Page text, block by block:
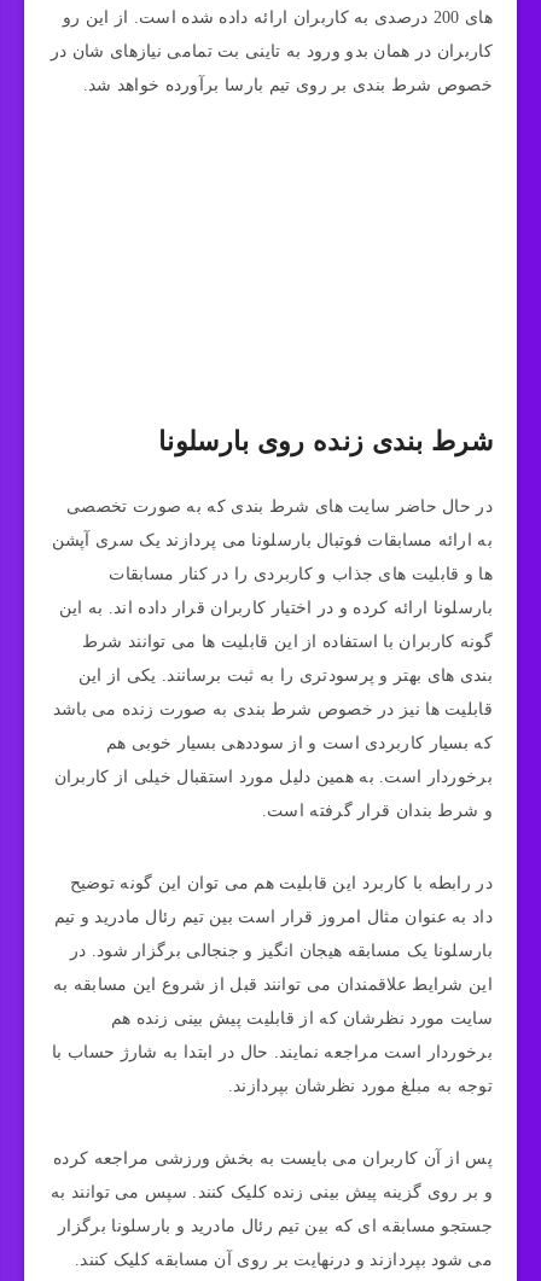
های 200 درصدی به کاربران ارائه داده شده است. از این رو
کاربران در همان بدو ورود به تاینی بت تمامی نیازهای شان در
خصوص شرط بندی بر روی تیم بارسا برآورده خواهد شد.
شرط بندی زنده روی بارسلونا
در حال حاضر سایت‌ های شرط بندی که به صورت تخصصی
به ارائه مسابقات فوتبال بارسلونا می‌ پردازند یک سری آپشن‌
ها و قابلیت‌ های جذاب و کاربردی را در کنار مسابقات
بارسلونا ارائه کرده و در اختیار کاربران قرار داده اند. به این
گونه کاربران با استفاده از این قابلیت‌ ها می توانند شرط
بندی‌ های بهتر و پرسودتری را به ثبت برسانند. یکی از این
قابلیت‌ ها نیز در خصوص شرط‌ بندی به صورت زنده می‌ باشد
که بسیار کاربردی است و از سوددهی بسیار خوبی هم
برخوردار است. به همین دلیل مورد استقبال خیلی از کاربران
و شرط بندان قرار گرفته است.
در رابطه با کاربرد این قابلیت هم می‌ توان این گونه توضیح
داد به عنوان مثال امروز قرار است بین تیم رئال مادرید و تیم
بارسلونا یک مسابقه هیجان انگیز و جنجالی برگزار شود. در
این شرایط علاقمندان می‌ توانند قبل از شروع این مسابقه به
سایت مورد نظرشان که از قابلیت پیش بینی زنده هم
برخوردار است مراجعه نمایند. حال در ابتدا به شارژ حساب با
توجه به مبلغ مورد نظرشان بپردازند.
پس از آن کاربران می بایست به بخش ورزشی مراجعه کرده
و بر روی گزینه پیش‌ بینی زنده کلیک کنند. سپس می‌ توانند به
جستجو مسابقه‌ ای که بین تیم رئال مادرید و بارسلونا برگزار
می‌ شود بپردازند و درنهایت بر روی آن مسابقه کلیک کنند.